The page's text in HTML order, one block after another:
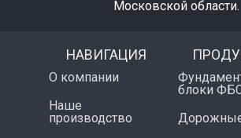
Московской области.
НАВИГАЦИЯ
О компании
Наше
производство
блоки